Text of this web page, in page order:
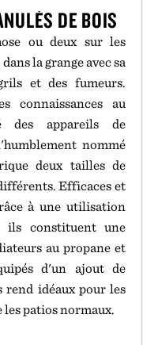
DE BOIS
ou deux sur les
la grange avec sa
et des fumeurs.
connaissances au
des appareils de
nommé
deux tailles de
Efficaces et
à une utilisation
ils constituent une
au propane et
d'un ajout de
rend idéaux pour les
patios normaux.